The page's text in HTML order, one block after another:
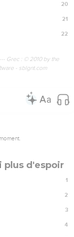
20
21
22
Grec : © 2010 by the
- sblgnt.com
plus d'espoir
1
2
3
4